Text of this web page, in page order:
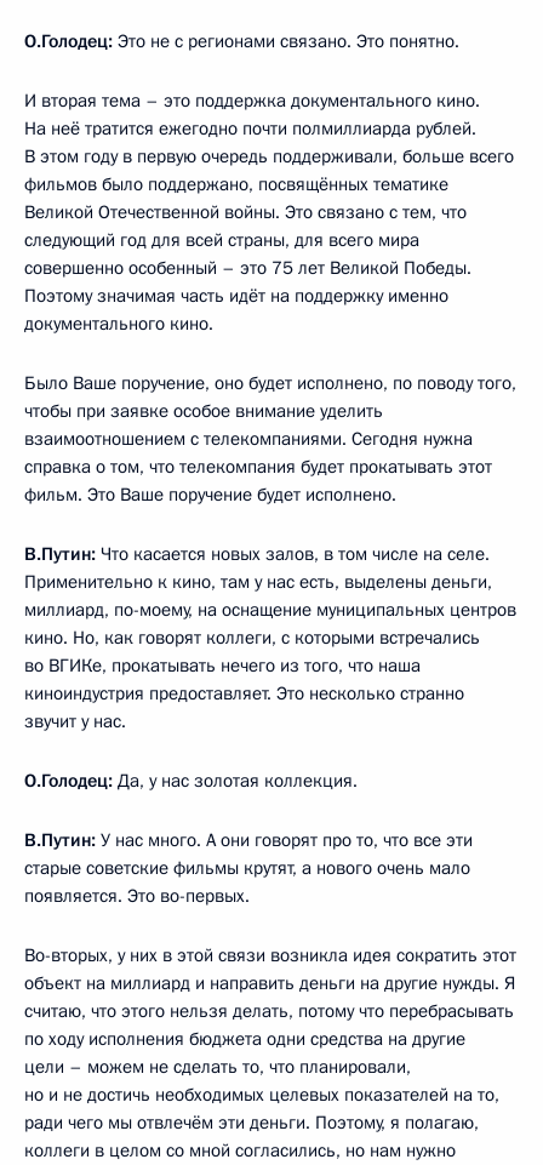
О.Голодец: Это не с регионами связано. Это понятно.
И вторая тема – это поддержка документального кино.
На неё тратится ежегодно почти полмиллиарда рублей.
В этом году в первую очередь поддерживали, больше всего
фильмов было поддержано, посвящённых тематике
Великой Отечественной войны. Это связано с тем, что
следующий год для всей страны, для всего мира
совершенно особенный – это 75 лет Великой Победы.
Поэтому значимая часть идёт на поддержку именно
документального кино.
Было Ваше поручение, оно будет исполнено, по поводу того,
чтобы при заявке особое внимание уделить
взаимоотношением с телекомпаниями. Сегодня нужна
справка о том, что телекомпания будет прокатывать этот
фильм. Это Ваше поручение будет исполнено.
В.Путин: Что касается новых залов, в том числе на селе.
Применительно к кино, там у нас есть, выделены деньги,
миллиард, по-моему, на оснащение муниципальных центров
кино. Но, как говорят коллеги, с которыми встречались
во ВГИКе, прокатывать нечего из того, что наша
киноиндустрия предоставляет. Это несколько странно
звучит у нас.
О.Голодец: Да, у нас золотая коллекция.
В.Путин: У нас много. А они говорят про то, что все эти
старые советские фильмы крутят, а нового очень мало
появляется. Это во-первых.
Во-вторых, у них в этой связи возникла идея сократить этот
объект на миллиард и направить деньги на другие нужды. Я
считаю, что этого нельзя делать, потому что перебрасывать
по ходу исполнения бюджета одни средства на другие
цели – можем не сделать то, что планировали,
но и не достичь необходимых целевых показателей на то,
ради чего мы отвлечём эти деньги. Поэтому, я полагаю,
коллеги в целом со мной согласились, но нам нужно